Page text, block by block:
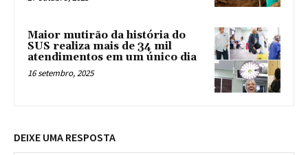
Maior mutirão da história do
SUS realiza mais de 34 mil
atendimentos em um único dia
16 setembro, 2025
DEIXE UMA RESPOSTA